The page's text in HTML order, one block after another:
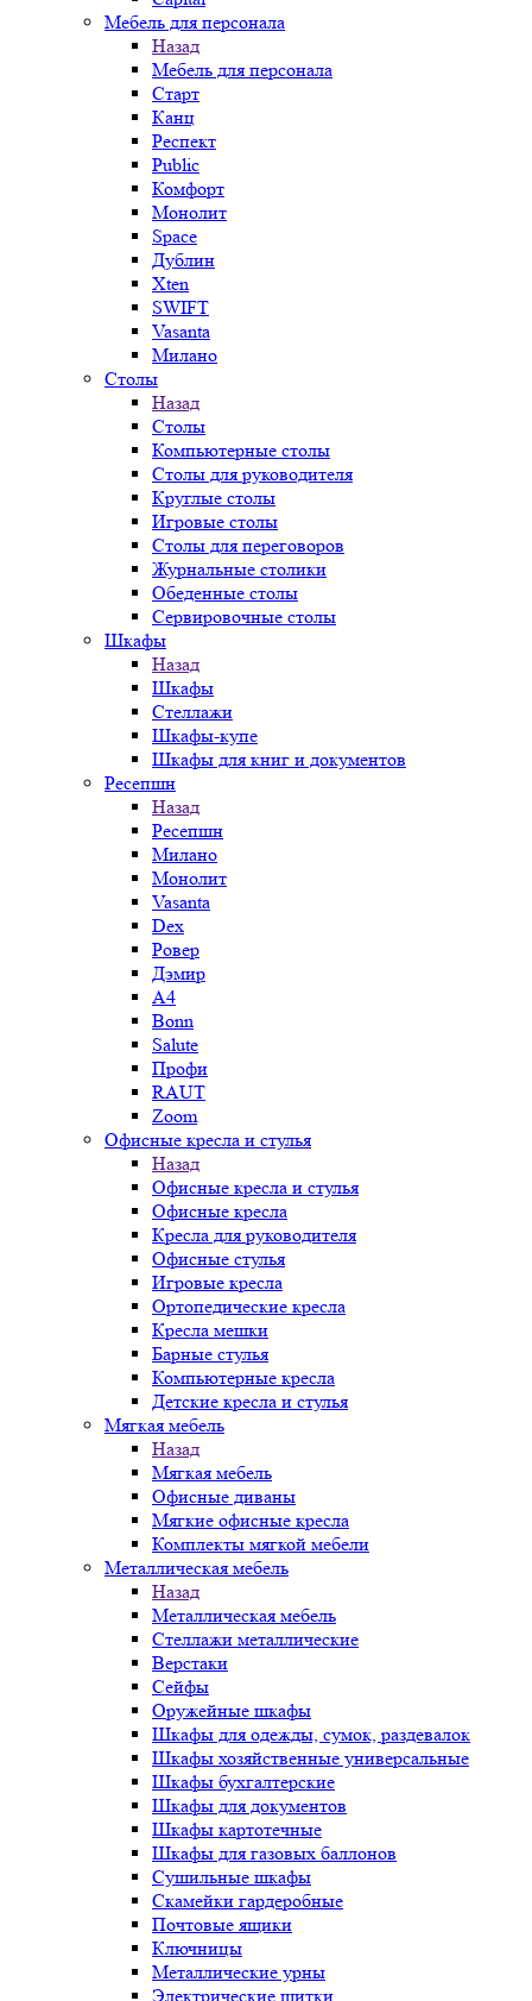
Мебель для персонала
Назад
Мебель для персонала
Старт
Канц
Респект
Public
Комфорт
Монолит
Space
Дублин
Xten
SWIFT
Vasanta
Милано
Столы
Назад
Столы
Компьютерные столы
Столы для руководителя
Круглые столы
Игровые столы
Столы для переговоров
Журнальные столики
Обеденные столы
Сервировочные столы
Шкафы
Назад
Шкафы
Стеллажи
Шкафы-купе
Шкафы для книг и документов
Ресепшн
Назад
Ресепшн
Милано
Монолит
Vasanta
Dex
Ровер
Дэмир
A4
Bonn
Salute
Профи
RAUT
Zoom
Офисные кресла и стулья
Назад
Офисные кресла и стулья
Офисные кресла
Кресла для руководителя
Офисные стулья
Игровые кресла
Ортопедические кресла
Кресла мешки
Барные стулья
Компьютерные кресла
Детские кресла и стулья
Мягкая мебель
Назад
Мягкая мебель
Офисные диваны
Мягкие офисные кресла
Комплекты мягкой мебели
Металлическая мебель
Назад
Металлическая мебель
Стеллажи металлические
Верстаки
Сейфы
Оружейные шкафы
Шкафы для одежды, сумок, раздевалок
Шкафы хозяйственные универсальные
Шкафы бухгалтерские
Шкафы для документов
Шкафы картотечные
Шкафы для газовых баллонов
Сушильные шкафы
Скамейки гардеробные
Почтовые ящики
Ключницы
Металлические урны
Электрические щитки